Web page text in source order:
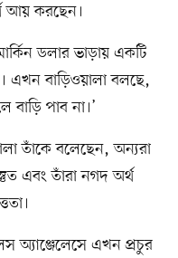
আয় করছেন।
ডলার ভাড়ায় একটি
এখন বাড়িওয়ালা বলছে,
বাড়ি পাব না।’
তাঁকে বলেছেন, অন্যরা
এবং তাঁরা নগদ অর্থ
অ্যাঞ্জেলেসে এখন প্রচুর